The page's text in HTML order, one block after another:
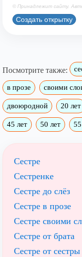
© Принадлежит сайту.
Создать открытку
Посмотрите также:
в прозе своими
двоюродной 20 лет
45 лет 50 лет
Сестре
Сестренке
Сестре до слёз
Сестре в прозе
Сестре своими
Сестре от брата
Сестре от сестры